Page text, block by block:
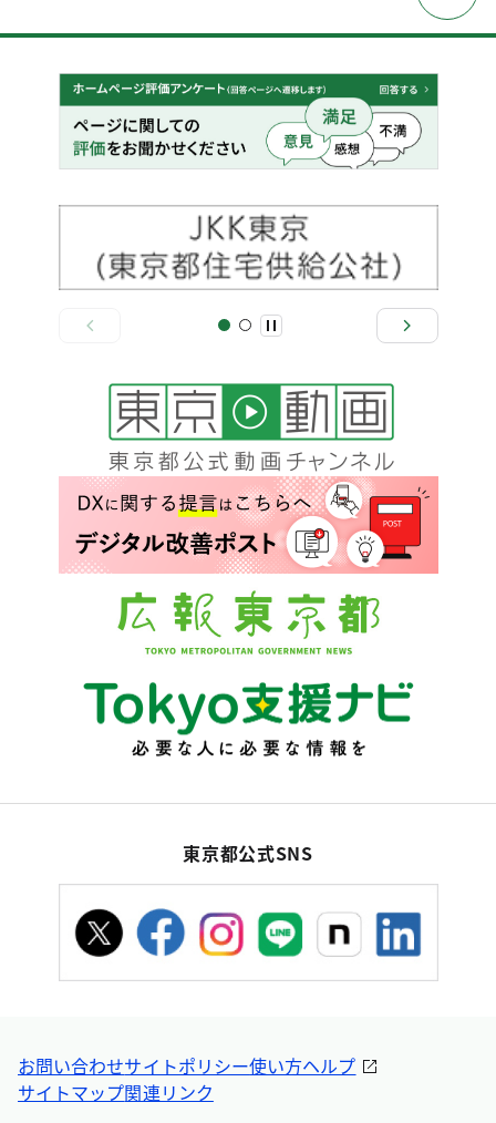
東京都公式SNS
お問い合わせサイトポリシー使い方ヘルプ
サイトマップ関連リンク